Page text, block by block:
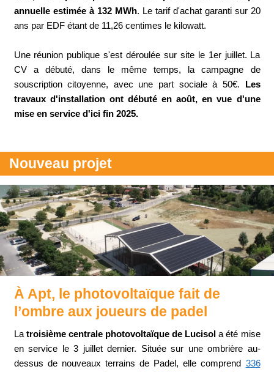
annuelle estimée à 132 MWh. Le tarif d'achat garanti sur 20
ans par EDF étant de 11,26 centimes le kilowatt.
Une réunion publique s'est déroulée sur site le 1er juillet. La
CV a débuté, dans le même temps, la campagne de
souscription citoyenne, avec une part sociale à 50€. Les
travaux d'installation ont débuté en août, en vue d'une
mise en service d'ici fin 2025.
Nouveau projet
À Apt, le photovoltaïque fait de
l’ombre aux joueurs de padel
Latroisième centrale photovoltaïque de Lucisol a été mise
en service le 3 juillet dernier. Située sur une ombrière au-
dessus de nouveaux terrains de Padel, elle comprend 336